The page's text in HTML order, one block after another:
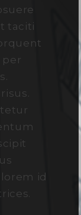
taciti
per
id